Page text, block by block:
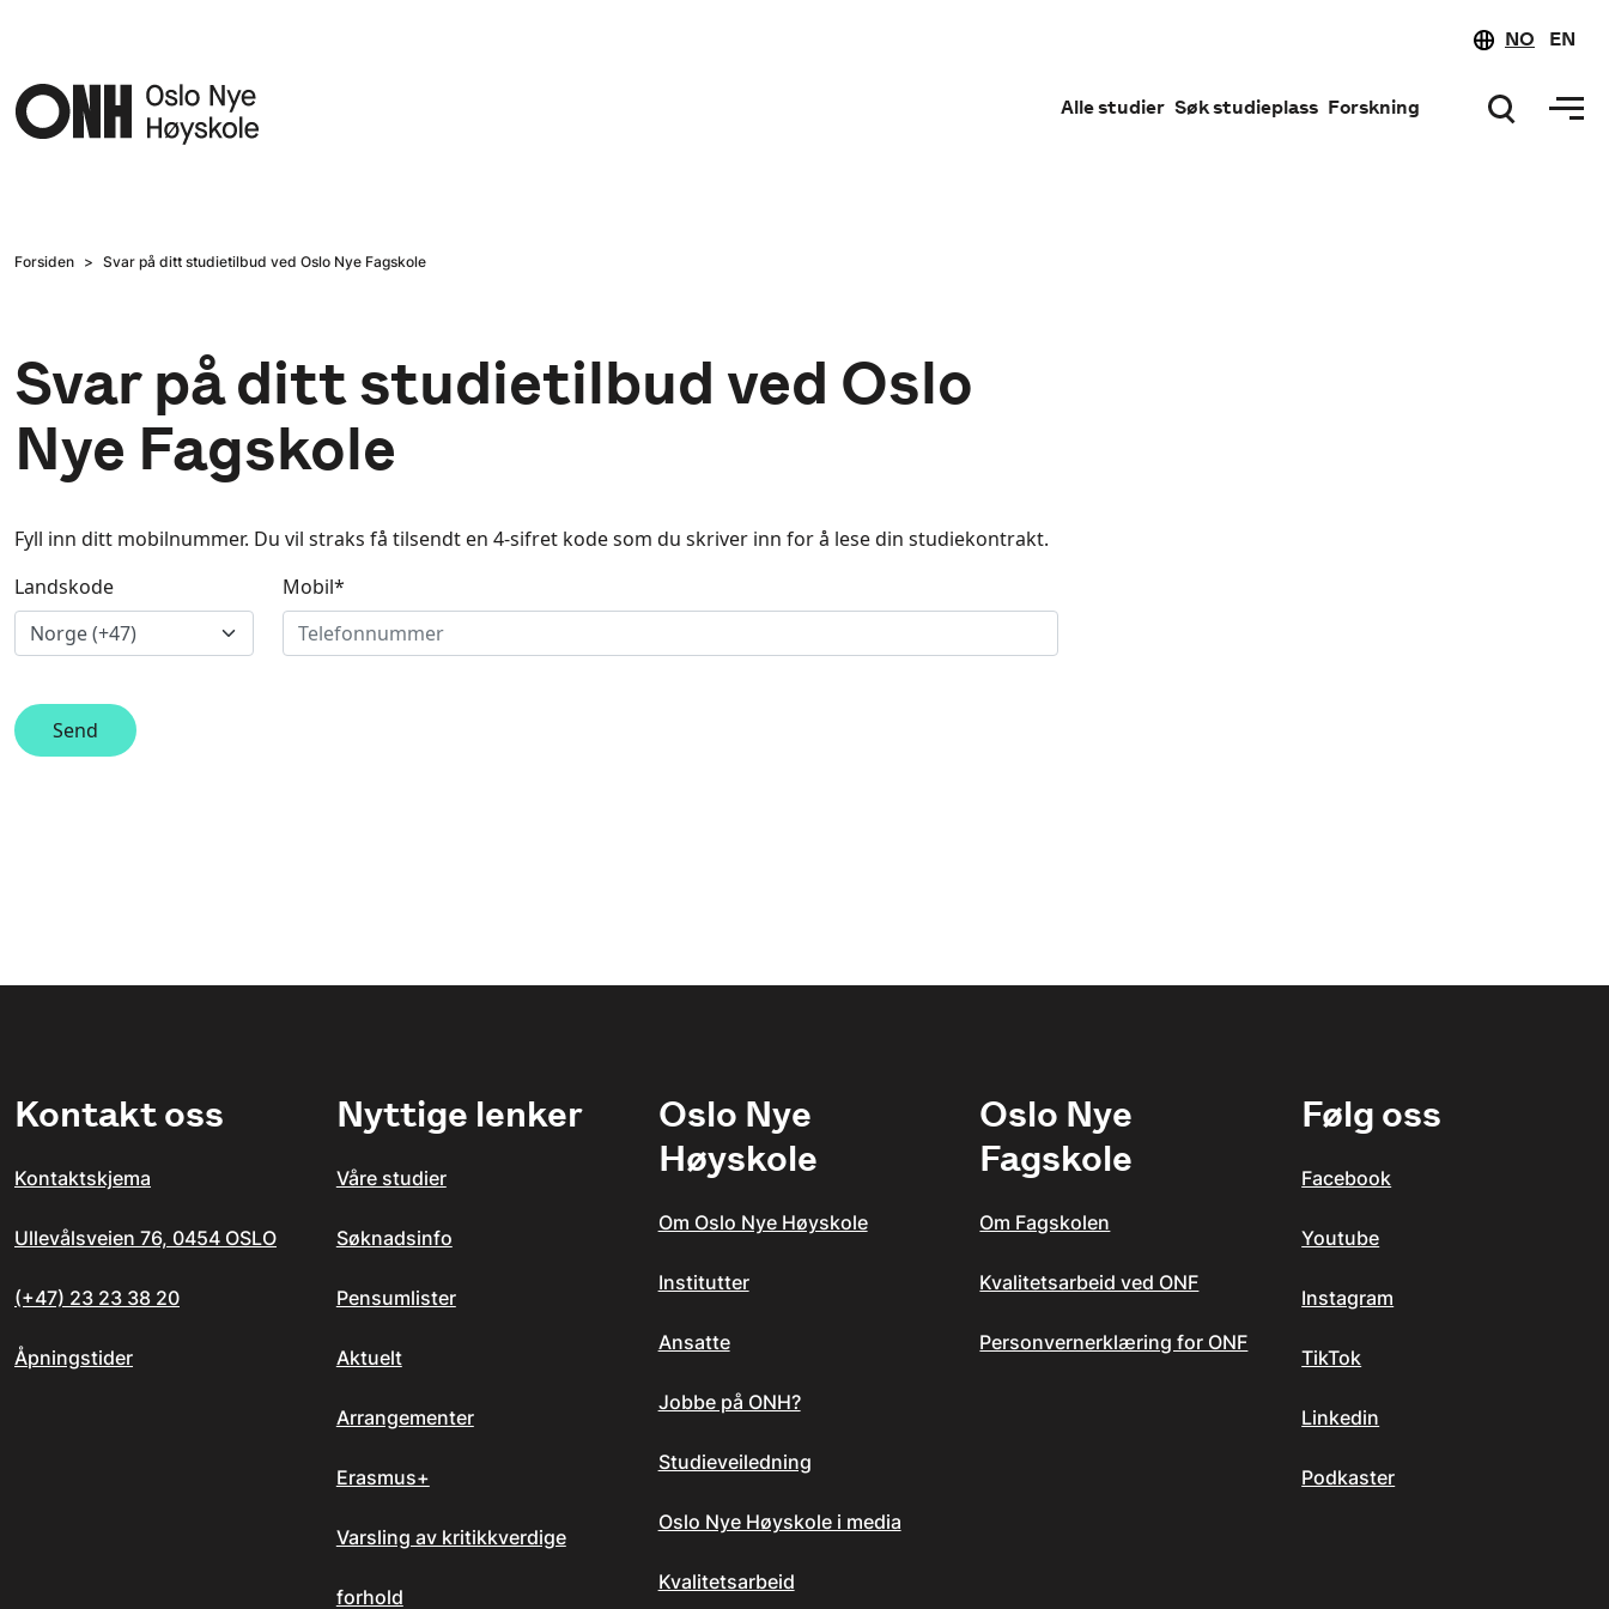
NO EN
Alle studier Søk studieplass Forskning
Forsiden Svar på ditt studietilbud ved Oslo Nye Fagskole
Svar på ditt studietilbud ved Oslo
Nye Fagskole
Fyll inn ditt mobilnummer. Du vil straks få tilsendt en 4-sifret kode som du skriver inn for å lese din studiekontrakt.
Landskode
Mobil*
Send
Kontakt oss
Kontaktskjema
Ullevålsveien 76, 0454 OSLO
(+47) 23 23 38 20
Åpningstider
Nyttige lenker
Våre studier
Søknadsinfo
Pensumlister
Aktuelt
Arrangementer
Erasmus+
Varsling av kritikkverdige
forhold
Oslo Nye
Høyskole
Om Oslo Nye Høyskole
Institutter
Ansatte
Jobbe på ONH?
Studieveiledning
Oslo Nye Høyskole i media
Kvalitetsarbeid
Oslo Nye
Fagskole
Om Fagskolen
Kvalitetsarbeid ved ONF
Personvernerklæring for ONF
Følg oss
Facebook
Youtube
Instagram
TikTok
Linkedin
Podkaster